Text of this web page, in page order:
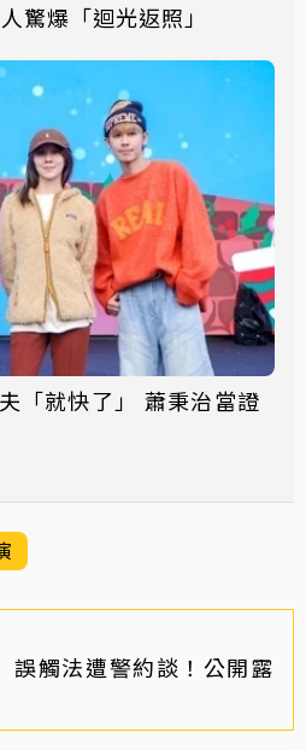
驚爆「迴光返照」
「就快了」 蕭秉治當證
誤觸法遭警約談！公開露